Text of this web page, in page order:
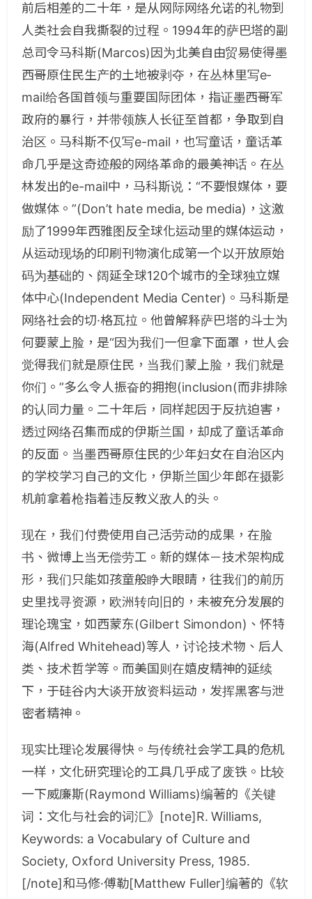
前后相差的二十年，是从网际网络允诺的礼物到
人类社会自我撕裂的过程。1994年的萨巴塔的副
总司令马科斯(Marcos)因为北美自由贸易使得墨
西哥原住民生产的土地被剥夺，在丛林里写e-
mail给各国首领与重要国际团体，指证墨西哥军
政府的暴行，并带领族人长征至首都，争取到自
治区。马科斯不仅写e-mail，也写童话，童话革
命几乎是这奇迹般的网络革命的最美神话。在丛
林发出的e-mail中，马科斯说：“不要恨媒体，要
做媒体。”(Don’t hate media, be media)，这激
励了1999年西雅图反全球化运动里的媒体运动，
从运动现场的印刷刊物演化成第一个以开放原始
码为基础的、阔延全球120个城市的全球独立媒
体中心(Independent Media Center)。马科斯是
网络社会的切·格瓦拉。他曾解释萨巴塔的斗士为
何要蒙上脸，是“因为我们一但拿下面罩，世人会
觉得我们就是原住民，当我们蒙上脸，我们就是
你们。”多么令人振奋的拥抱(inclusion(而非排除
的认同力量。二十年后，同样起因于反抗迫害，
透过网络召集而成的伊斯兰国，却成了童话革命
的反面。当墨西哥原住民的少年妇女在自治区内
的学校学习自己的文化，伊斯兰国少年郎在摄影
机前拿着枪指着违反教义敌人的头。
现在，我们付费使用自己活劳动的成果，在脸
书、微博上当无偿劳工。新的媒体－技术架构成
形，我们只能如孩童般睁大眼睛，往我们的前历
史里找寻资源，欧洲转向旧的，未被充分发展的
理论瑰宝，如西蒙东(Gilbert Simondon)、怀特
海(Alfred Whitehead)等人，讨论技术物、后人
类、技术哲学等。而美国则在嬉皮精神的延续
下，于硅谷内大谈开放资料运动，发挥黑客与泄
密者精神。
现实比理论发展得快。与传统社会学工具的危机
一样，文化研究理论的工具几乎成了废铁。比较
一下威廉斯(Raymond Williams)编著的《关键
词：文化与社会的词汇》[note]R. Williams,
Keywords: a Vocabulary of Culture and
Society, Oxford University Press, 1985.
[/note]和马修·傅勒[Matthew Fuller]编著的《软